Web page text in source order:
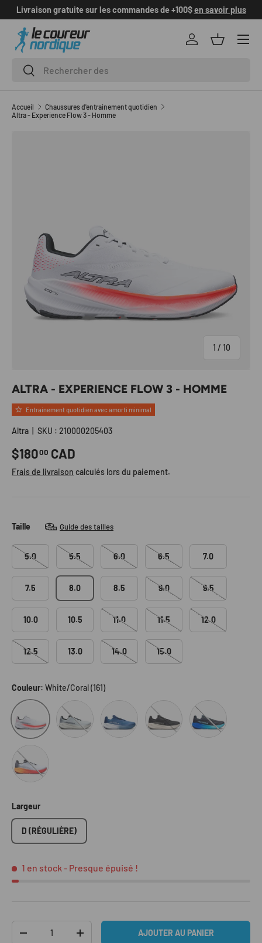
ALLER AU CONTENU
Livraison gratuite sur les commandes de +100$en savoir plus
Recherche
Rechercher
Se connecter
Panier
Accueil
Chaussures d'entrainement quotidien
Altra - Experience Flow 3 - Homme
1 / de
10
ALTRA - EXPERIENCE FLOW 3 - HOMME
Entrainement quotidien avec amorti minimal
Altra SKU : 210000205403
Prix habituel
$18000 CAD
Frais de livraison calculés lors du paiement.
Taille Guide des tailles
5.0 5.5 6.0 6.5 7.0
7.5 8.0 8.5 9.0 9.5
10.0 10.5 11.0 11.5 12.0
12.5 13.0 14.0 15.0
Couleur: White/Coral (161)
White/Coral (161)Light Gray (224)Navy/Light Blue (446) Black/Black/
White/Black/Orange Pop (88P)
Largeur
D (RÉGULIÈRE)
1 en stock - Presque épuisé !
DIMINUER LA QUANTITÉAUGMENTER LA QUANTITÉAJOUTER AU PANIER